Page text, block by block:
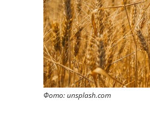
Фото: unsplash.com